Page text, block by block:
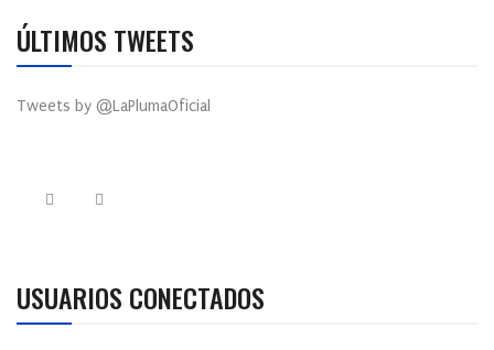
ÚLTIMOS TWEETS
Tweets by @LaPlumaOficial
USUARIOS CONECTADOS